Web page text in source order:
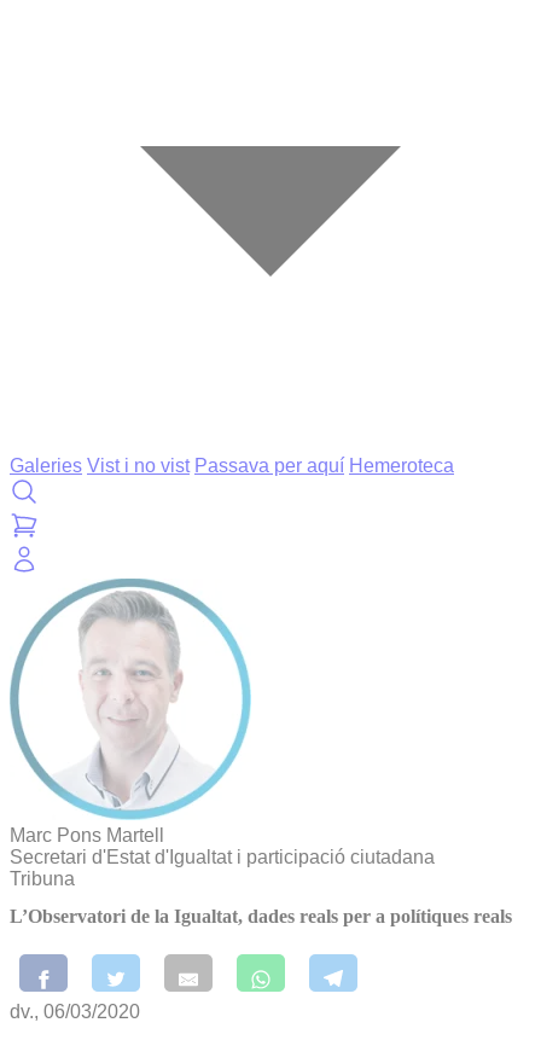
Galeries Vist i no vist Passava per aquí Hemeroteca
Marc Pons Martell
Secretari d'Estat d'Igualtat i participació ciutadana
Tribuna
L’Observatori de la Igualtat, dades reals per a polítiques reals
dv., 06/03/2020